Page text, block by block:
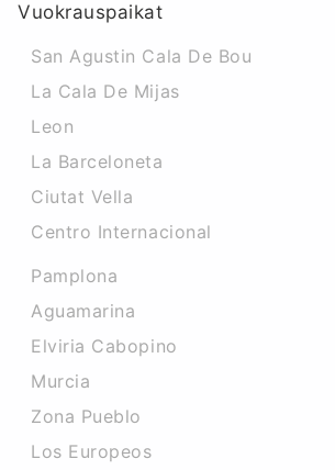
Vuokrauspaikat
San Agustin Cala De Bou
La Cala De Mijas
Leon
La Barceloneta
Ciutat Vella
Centro Internacional
Pamplona
Aguamarina
Elviria Cabopino
Murcia
Zona Pueblo
Los Europeos